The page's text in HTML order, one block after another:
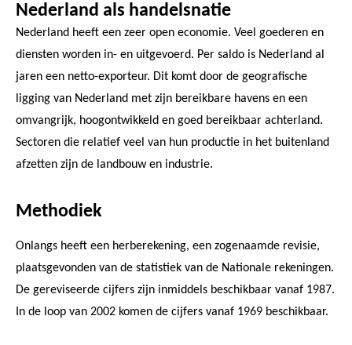
Nederland als handelsnatie
Nederland heeft een zeer open economie. Veel goederen en
diensten worden in- en uitgevoerd. Per saldo is Nederland al
jaren een netto-exporteur. Dit komt door de geografische
ligging van Nederland met zijn bereikbare havens en een
omvangrijk, hoogontwikkeld en goed bereikbaar achterland.
Sectoren die relatief veel van hun productie in het buitenland
afzetten zijn de landbouw en industrie.
Methodiek
Onlangs heeft een herberekening, een zogenaamde revisie,
plaatsgevonden van de statistiek van de Nationale rekeningen.
De gereviseerde cijfers zijn inmiddels beschikbaar vanaf 1987.
In de loop van 2002 komen de cijfers vanaf 1969 beschikbaar.